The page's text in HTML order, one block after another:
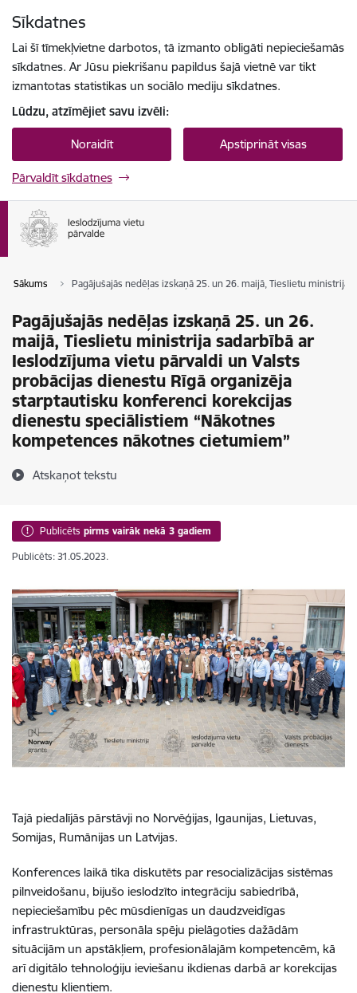
Sīkdatnes
Lai šī tīmekļvietne darbotos, tā izmanto obligāti nepieciešamās
sīkdatnes. Ar Jūsu piekrišanu papildus šajā vietnē var tikt
izmantotas statistikas un sociālo mediju sīkdatnes.
Lūdzu, atzīmējiet savu izvēli:
Noraidīt Apstiprināt visas
Pārvaldīt sīkdatnes
Sākums Pagājušajās nedēļas izskaņā 25. un 26. maijā, Tieslietu
Pagājušajās nedēļas izskaņā 25. un 26.
maijā, Tieslietu ministrija sadarbībā ar
Ieslodzījuma vietu pārvaldi un Valsts
probācijas dienestu Rīgā organizēja
starptautisku konferenci korekcijas
dienestu speciālistiem “Nākotnes
kompetences nākotnes cietumiem”
Atskaņot tekstu
Publicēts pirms vairāk nekā 3 gadiem
Publicēts: 31.05.2023.
Tajā piedalījās pārstāvji no Norvēģijas, Igaunijas, Lietuvas,
Somijas, Rumānijas un Latvijas.
Konferences laikā tika diskutēts par resocializācijas sistēmas
pilnveidošanu, bijušo ieslodzīto integrāciju sabiedrībā,
nepieciešamību pēc mūsdienīgas un daudzveidīgas
infrastruktūras, personāla spēju pielāgoties dažādām
situācijām un apstākļiem, profesionālajām kompetencēm, kā
arī digitālo tehnoloģiju ieviešanu ikdienas darbā ar korekcijas
dienestu klientiem.